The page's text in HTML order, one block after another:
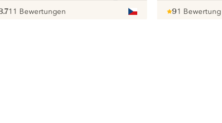
11 Bewertungen
91 Bewertung